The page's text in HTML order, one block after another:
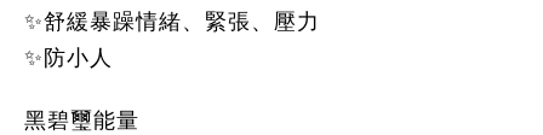
✨舒緩暴躁情緒、緊張、壓力
✨防小人
黑碧璽能量